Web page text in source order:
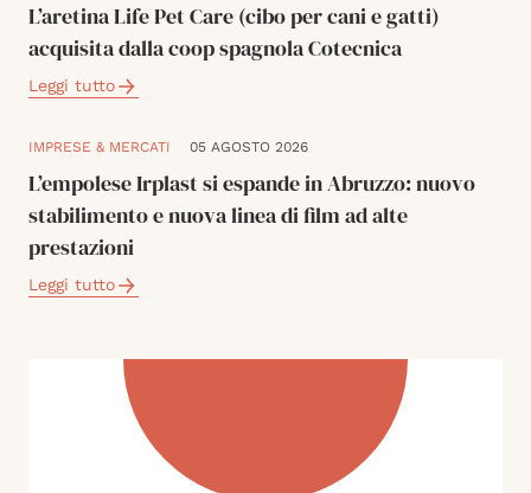
L’aretina Life Pet Care (cibo per cani e gatti)
acquisita dalla coop spagnola Cotecnica
Leggi tutto
IMPRESE & MERCATI 05 AGOSTO 2026
L’empolese Irplast si espande in Abruzzo: nuovo
stabilimento e nuova linea di film ad alte
prestazioni
Leggi tutto